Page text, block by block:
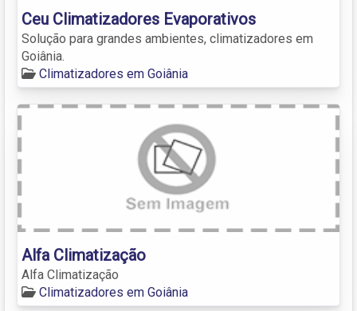
Ceu Climatizadores Evaporativos
Solução para grandes ambientes, climatizadores em
Goiânia.
Climatizadores em Goiânia
Alfa Climatização
Alfa Climatização
Climatizadores em Goiânia